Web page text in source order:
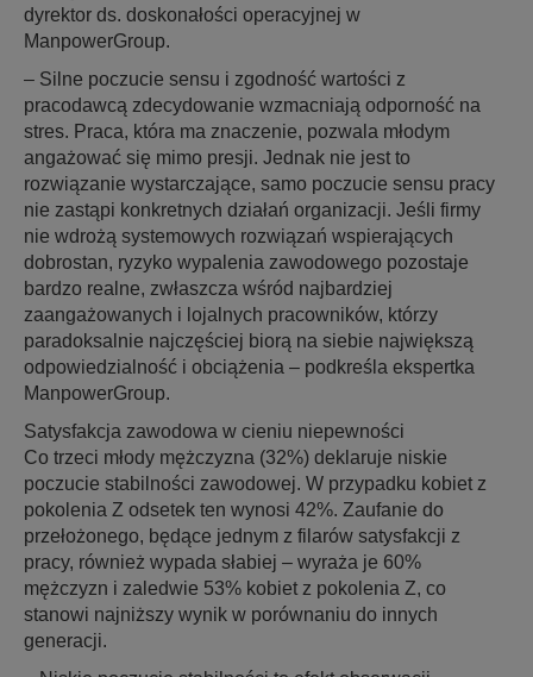
dyrektor ds. doskonałości operacyjnej w
ManpowerGroup.
– Silne poczucie sensu i zgodność wartości z
pracodawcą zdecydowanie wzmacniają odporność na
stres. Praca, która ma znaczenie, pozwala młodym
angażować się mimo presji. Jednak nie jest to
rozwiązanie wystarczające, samo poczucie sensu pracy
nie zastąpi konkretnych działań organizacji. Jeśli firmy
nie wdrożą systemowych rozwiązań wspierających
dobrostan, ryzyko wypalenia zawodowego pozostaje
bardzo realne, zwłaszcza wśród najbardziej
zaangażowanych i lojalnych pracowników, którzy
paradoksalnie najczęściej biorą na siebie największą
odpowiedzialność i obciążenia – podkreśla ekspertka
ManpowerGroup.
Satysfakcja zawodowa w cieniu niepewności
Co trzeci młody mężczyzna (32%) deklaruje niskie
poczucie stabilności zawodowej. W przypadku kobiet z
pokolenia Z odsetek ten wynosi 42%. Zaufanie do
przełożonego, będące jednym z filarów satysfakcji z
pracy, również wypada słabiej – wyraża je 60%
mężczyzn i zaledwie 53% kobiet z pokolenia Z, co
stanowi najniższy wynik w porównaniu do innych
generacji.